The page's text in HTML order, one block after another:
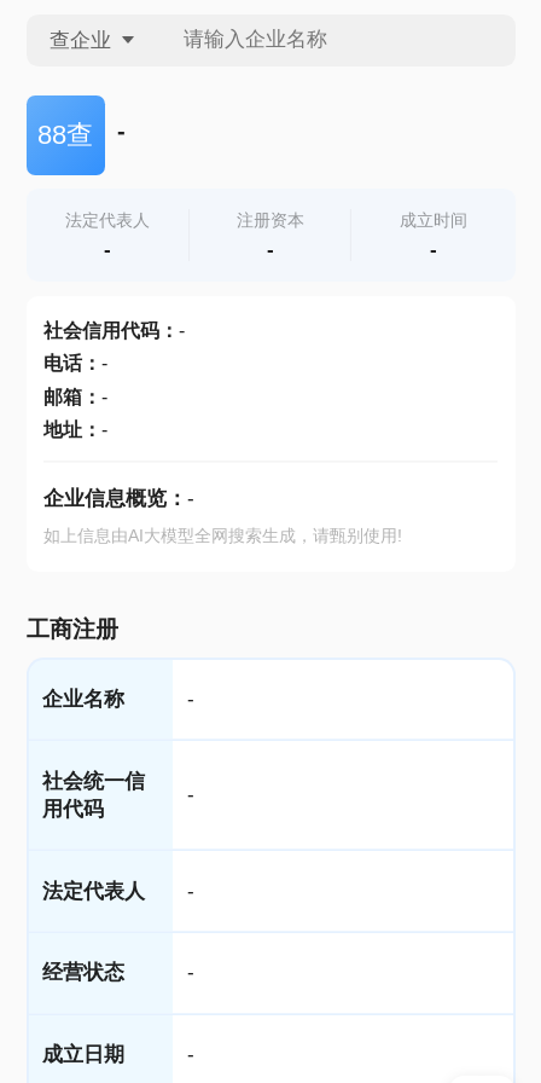
查企业
查企业
查产地
88查 -
法定代表人
-
注册资本
-
成立时间
-
社会信用代码： -
电话： -
邮箱： -
地址： -
企业信息概览： -
如上信息由AI大模型全网搜索生成，请甄别使用!
工商注册
企业名称 -
社会统一信
用代码
-
法定代表人 -
经营状态 -
成立日期 -